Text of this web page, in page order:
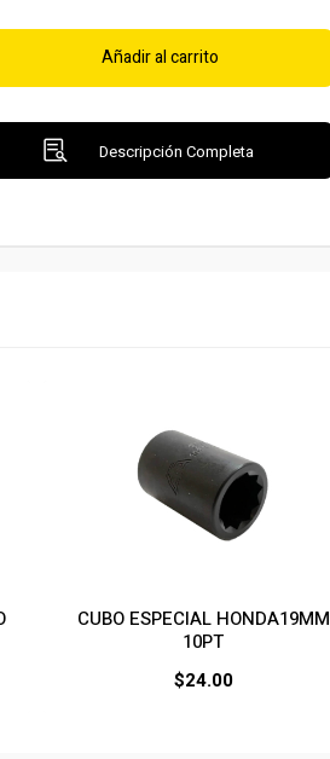
Añadir al carrito
Descripción Completa
CUBO ESPECIAL HONDA19MM
10PT
$24.00